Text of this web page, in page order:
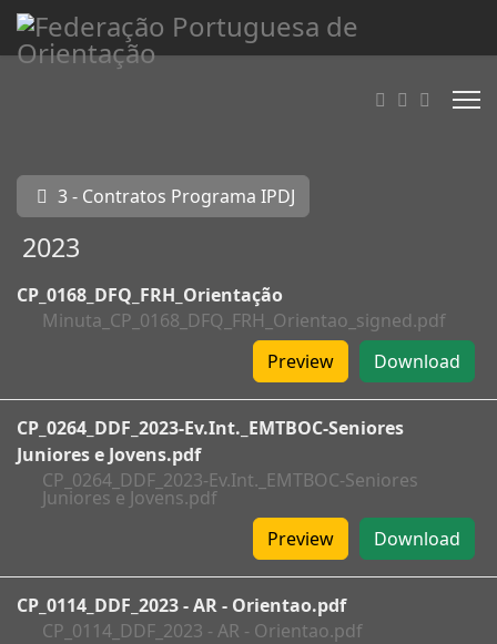
3 - Contratos Programa IPDJ
2023
CP_0168_DFQ_FRH_Orientação
Minuta_CP_0168_DFQ_FRH_Orientao_signed.pdf
Download
Preview
CP_0264_DDF_2023-Ev.Int._EMTBOC-Seniores
Juniores e Jovens.pdf
CP_0264_DDF_2023-Ev.Int._EMTBOC-Seniores
Juniores e Jovens.pdf
Download
Preview
CP_0114_DDF_2023 - AR - Orientao.pdf
CP_0114_DDF_2023 - AR - Orientao.pdf